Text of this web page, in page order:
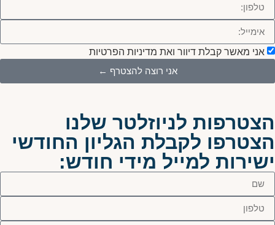
אני מאשר קבלת דיוור ואת מדיניות הפרטיות
אני רוצה להצטרף ←
הצטרפות לניוזלטר שלנו
הצטרפו לקבלת הגליון החודשי
ישירות למייל מידי חודש: